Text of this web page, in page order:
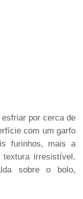
por cerca de
com um garfo
furinhos, mais a
textura irresistível.
sobre o bolo,